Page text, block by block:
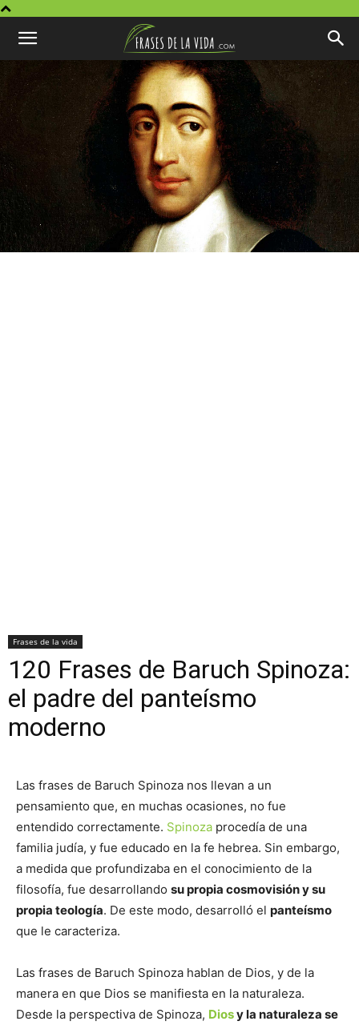
Frases de la vida
120 Frases de Baruch Spinoza:
el padre del panteísmo
moderno
Las frases de Baruch Spinoza nos llevan a un
pensamiento que, en muchas ocasiones, no fue
entendido correctamente. Spinoza procedía de una
familia judía, y fue educado en la fe hebrea. Sin embargo,
a medida que profundizaba en el conocimiento de la
filosofía, fue desarrollando su propia cosmovisión y su
propia teología. De este modo, desarrolló el panteísmo
que le caracteriza.
Las frases de Baruch Spinoza hablan de Dios, y de la
manera en que Dios se manifiesta en la naturaleza.
Desde la perspectiva de Spinoza, Diosy la naturaleza se